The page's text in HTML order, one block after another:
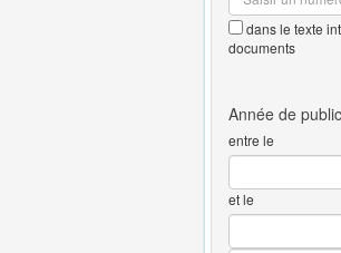
dans le texte
documents
entre le
et le